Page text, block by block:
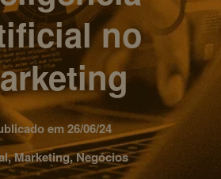
no
em 26/06/24
Marketing, Negócios